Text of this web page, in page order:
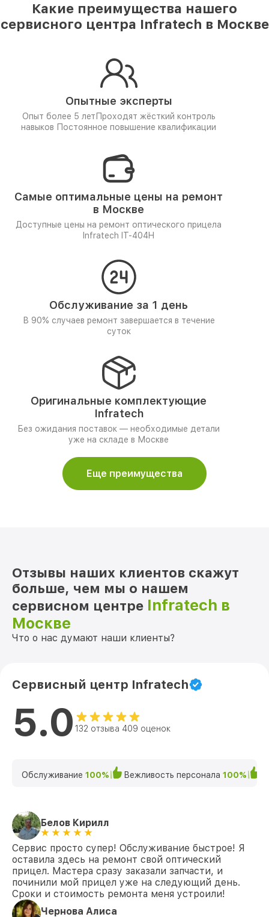
Какие преимущества нашего
сервисного центра Infratech в Москве
Опытные эксперты
Опыт более 5 лет Проходят жёсткий контроль
навыков Постоянное повышение квалификации
Самые оптимальные цены на ремонт
в Москве
Доступные цены на ремонт оптического прицела
Infratech IT-404H
Обслуживание за 1 день
В 90% случаев ремонт завершается в течение
суток
Оригинальные комплектующие
Infratech
Без ожидания поставок — необходимые детали
уже на складе в Москве
Еще преимущества
Отзывы наших клиентов скажут
больше, чем мы о нашем
сервисном центре Infratech в
Москве
Что о нас думают наши клиенты?
Сервисный центр Infratech
5.0 132 отзыва 409 оценок
Обслуживание 100% Вежливость персонала 100%
Белов Кирилл
Сервис просто супер! Обслуживание быстрое! Я
оставила здесь на ремонт свой оптический
прицел. Мастера сразу заказали запчасти, и
починили мой прицел уже на следующий день.
Сроки и стоимость ремонта меня устроили!
Чернова Алиса